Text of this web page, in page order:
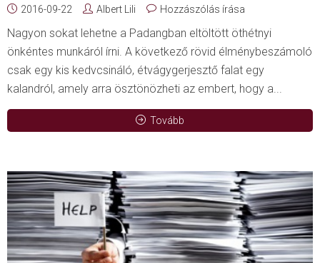
2016-09-22 Albert Lili Hozzászólás írása
Nagyon sokat lehetne a Padangban eltöltött öthétnyi
önkéntes munkáról írni. A következő rövid élménybeszámoló
csak egy kis kedvcsináló, étvágygerjesztő falat egy
kalandról, amely arra ösztönözheti az embert, hogy a...
Tovább